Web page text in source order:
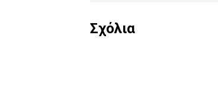
Σχόλια